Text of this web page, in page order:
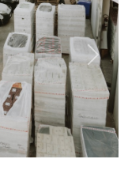
Next